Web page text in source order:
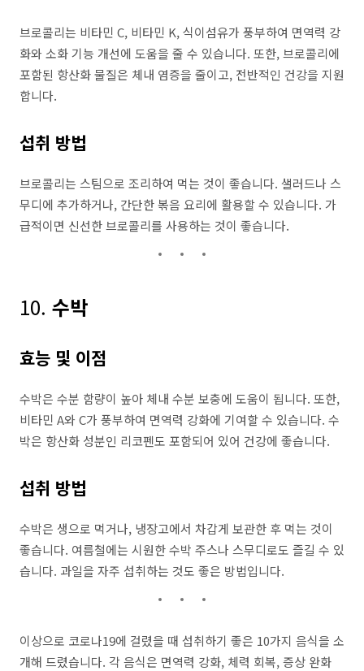
브로콜리는 비타민 C, 비타민 K, 식이섬유가 풍부하여 면역력 강
화와 소화 기능 개선에 도움을 줄 수 있습니다. 또한, 브로콜리에
포함된 항산화 물질은 체내 염증을 줄이고, 전반적인 건강을 지원
합니다.
섭취 방법
브로콜리는 스팀으로 조리하여 먹는 것이 좋습니다. 샐러드나 스
무디에 추가하거나, 간단한 볶음 요리에 활용할 수 있습니다. 가
급적이면 신선한 브로콜리를 사용하는 것이 좋습니다.
10. 수박
효능 및 이점
수박은 수분 함량이 높아 체내 수분 보충에 도움이 됩니다. 또한,
비타민 A와 C가 풍부하여 면역력 강화에 기여할 수 있습니다. 수
박은 항산화 성분인 리코펜도 포함되어 있어 건강에 좋습니다.
섭취 방법
수박은 생으로 먹거나, 냉장고에서 차갑게 보관한 후 먹는 것이
좋습니다. 여름철에는 시원한 수박 주스나 스무디로도 즐길 수 있
습니다. 과일을 자주 섭취하는 것도 좋은 방법입니다.
이상으로 코로나19에 걸렸을 때 섭취하기 좋은 10가지 음식을 소
개해 드렸습니다. 각 음식은 면역력 강화, 체력 회복, 증상 완화